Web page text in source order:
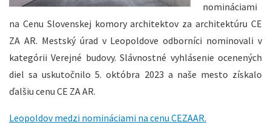
nomináciami
na Cenu Slovenskej komory architektov za architektúru CE
ZA AR. Mestský úrad v Leopoldove odborníci nominovali v
kategórii Verejné budovy. Slávnostné vyhlásenie ocenených
diel sa uskutočnilo 5. októbra 2023 a naše mesto získalo
ďalšiu cenu CE ZA AR.
Leopoldov medzi nomináciami na cenu CEZAAR.